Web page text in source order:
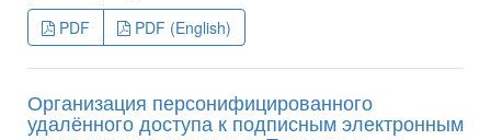
PDF PDF (English)
Организация персонифицированного
удалённого доступа к подписным электронным